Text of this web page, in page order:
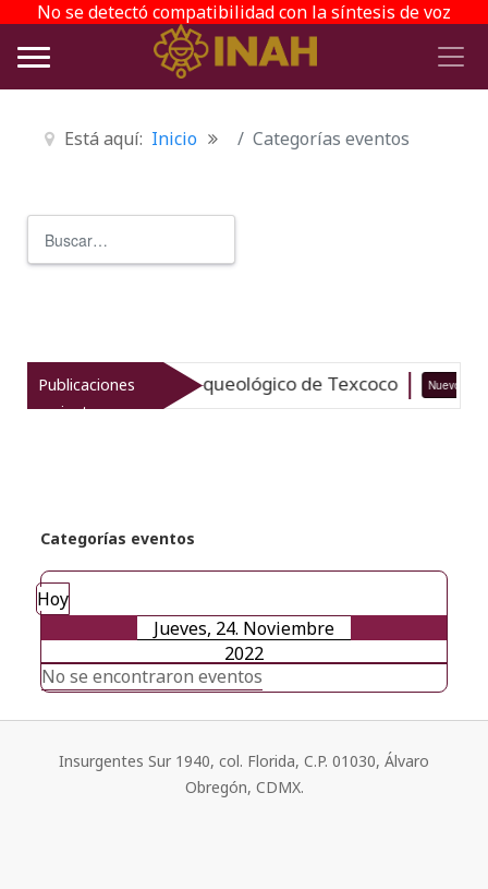
No se detectó compatibilidad con la síntesis de voz
Está aquí: Inicio Categorías eventos
Publicaciones
recientes
el patrimonio arqueológico de Texcoco Nuevo
Categorías eventos
Hoy
Jueves, 24. Noviembre
2022
No se encontraron eventos
Insurgentes Sur 1940, col. Florida, C.P. 01030, Álvaro
Obregón, CDMX.